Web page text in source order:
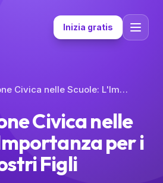
Inizia gratis
Educazione Civica nelle Scuole: L'Importanza per i Nostri Figli
Civica nelle
per i
Figli